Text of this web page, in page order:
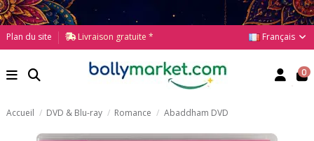
Plan du site Livraison gratuite * Français
0
Accueil DVD & Blu-ray Romance Abaddham DVD